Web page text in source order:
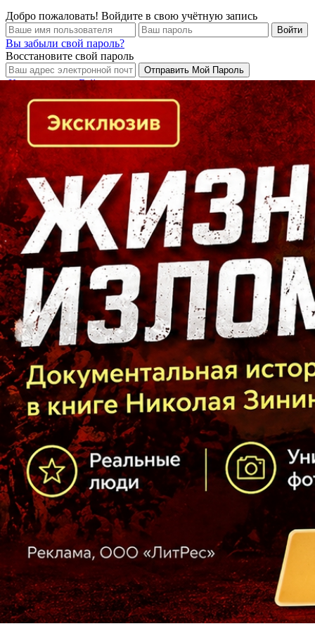
Добро пожаловать! Войдите в свою учётную запись
Вы забыли свой пароль?
Восстановите свой пароль
Кто есть кто в Байкальском регионе